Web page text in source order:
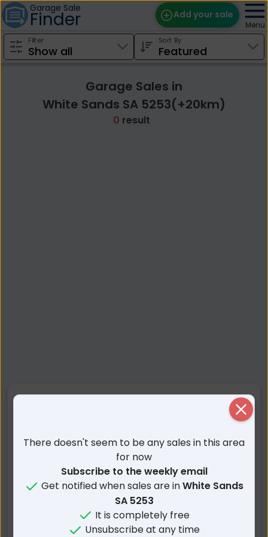
Garage Sale
Finder Add your sale
Find Sales
Edit Your Sale
Menu
Filter Sort By
Garage Sales in
White Sands SA 5253(+20km)
0 result
Swanport SA
Murray Bridge South SA
Woods Point SA
Long Flat SA
Brinkley SA
Murray Bridge SA
Jervois SA
There doesn't seem to be any sales in this area
for now
Subscribe to the weekly email
Get notified when sales are inWhite Sands
SA 5253
It is completely free
Unsubscribe at any time